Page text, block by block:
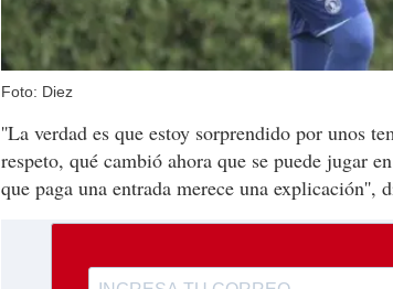
Foto: Diez
''La verdad es que estoy sorprendido por unos
respeto, qué cambió ahora que se puede jugar
que paga una entrada merece una explicación'',